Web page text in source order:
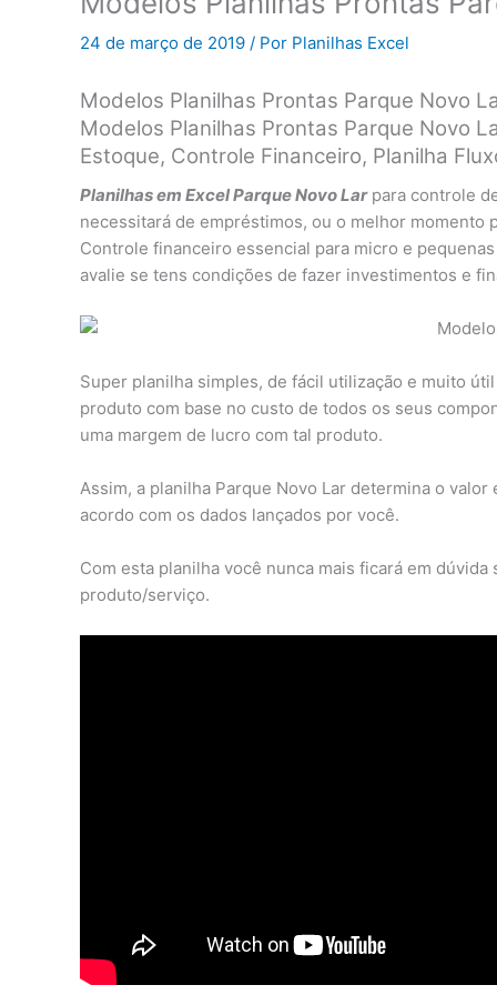
24 de março de 2019 / Por Planilhas Excel
Modelos Planilhas Prontas Parque Novo
Modelos Planilhas Prontas Parque Novo
Estoque, Controle Financeiro, Planilha
Planilhas em Excel Parque Novo Larpara controle
necessitará de empréstimos, ou o melhor
Controle financeiro essencial para micro e
avalie se tens condições de fazer investimentos e
Super planilha simples, de fácil utilização e muito
produto com base no custo de todos os seus
uma margem de lucro com tal produto.
Assim, a planilha Parque Novo Lar determina o
acordo com os dados lançados por você.
Com esta planilha você nunca mais ficará em
produto/serviço.